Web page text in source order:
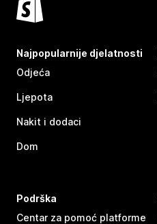
Najpopularnije djelatnosti
Odjeća
Ljepota
Nakit i dodaci
Dom
Podrška
Centar za pomoć platforme